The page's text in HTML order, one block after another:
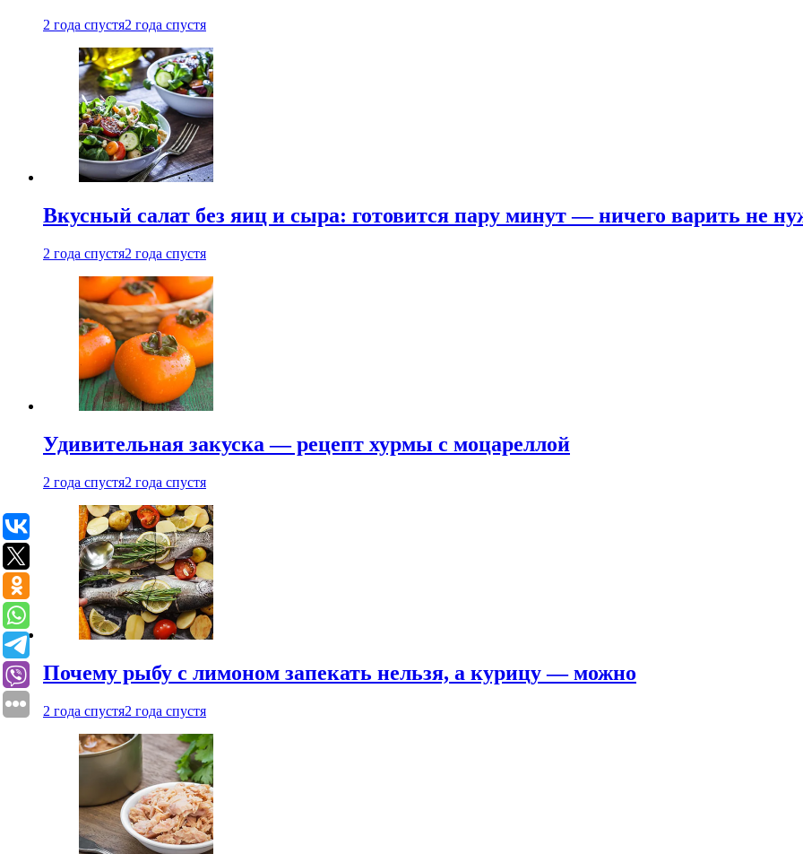
2 года спустя2 года спустя
Вкусный салат без яиц и сыра: готовится пару минут — ничего варить не
2 года спустя2 года спустя
Удивительная закуска — рецепт хурмы с моцареллой
2 года спустя2 года спустя
Почему рыбу с лимоном запекать нельзя, а курицу — можно
2 года спустя2 года спустя